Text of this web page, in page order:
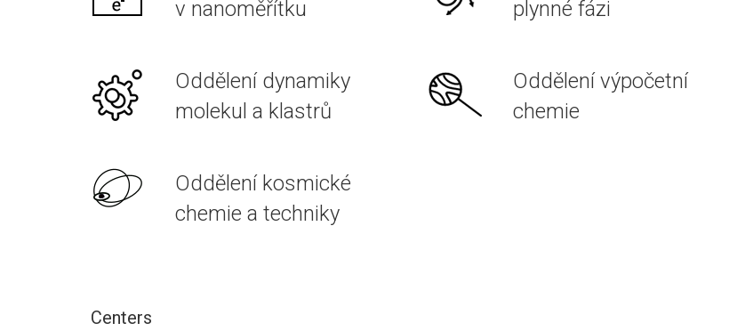
v nanoměřítku
plynné fázi
Oddělení dynamiky
molekul a klastrů
Oddělení výpočetní
chemie
Oddělení kosmické
chemie a techniky
Centers